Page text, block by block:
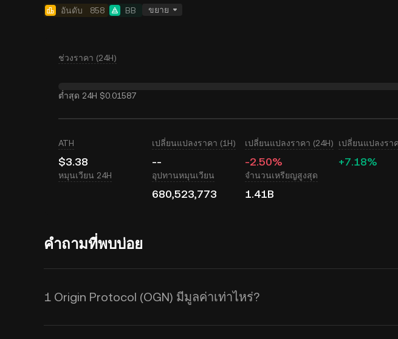
อันดับ 858 BB ขยาย
ช่วงราคา (24H)
ต่ำสุด 24H $0.01587
ATH
$3.38
เปลี่ยนแปลงราคา (1H)
--
เปลี่ยนแปลงราคา (24H)
-2.50%
เปลี่ยนแปลงรา
+7.18%
หมุนเวียน 24H อุปทานหมุนเวียน
680,523,773
จำนวนเหรียญสูงสุด
1.41B
คำถามที่พบบ่อย
1 Origin Protocol (OGN) มีมูลค่าเท่าไหร่?
KuCoin มีการอัปเดตราคาในสกุล USD แบบเรียลไทม์สำ